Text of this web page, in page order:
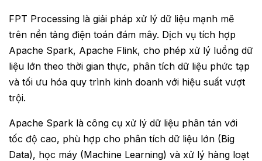
FPT Processing là giải pháp xử lý dữ liệu mạnh mẽ
trên nền tảng điện toán đám mây. Dịch vụ tích hợp
Apache Spark, Apache Flink, cho phép xử lý luồng dữ
liệu lớn theo thời gian thực, phân tích dữ liệu phức tạp
và tối ưu hóa quy trình kinh doanh với hiệu suất vượt
trội.
Apache Spark là công cụ xử lý dữ liệu phân tán với
tốc độ cao, phù hợp cho phân tích dữ liệu lớn (Big
Data), học máy (Machine Learning) và xử lý hàng loạt